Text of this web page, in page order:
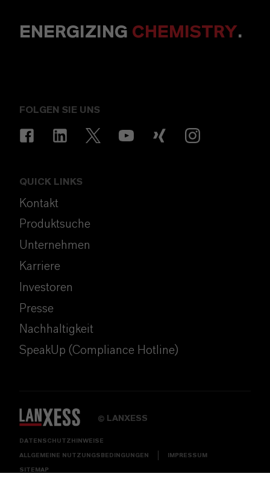
ENERGIZING CHEMISTRY.
FOLGEN SIE UNS
QUICK LINKS
Kontakt
Produktsuche
Unternehmen
Karriere
Investoren
Presse
Nachhaltigkeit
SpeakUp (Compliance Hotline)
© LANXESS
DATENSCHUTZHINWEISE
ALLGEMEINE NUTZUNGSBEDINGUNGEN IMPRESSUM
SITEMAP